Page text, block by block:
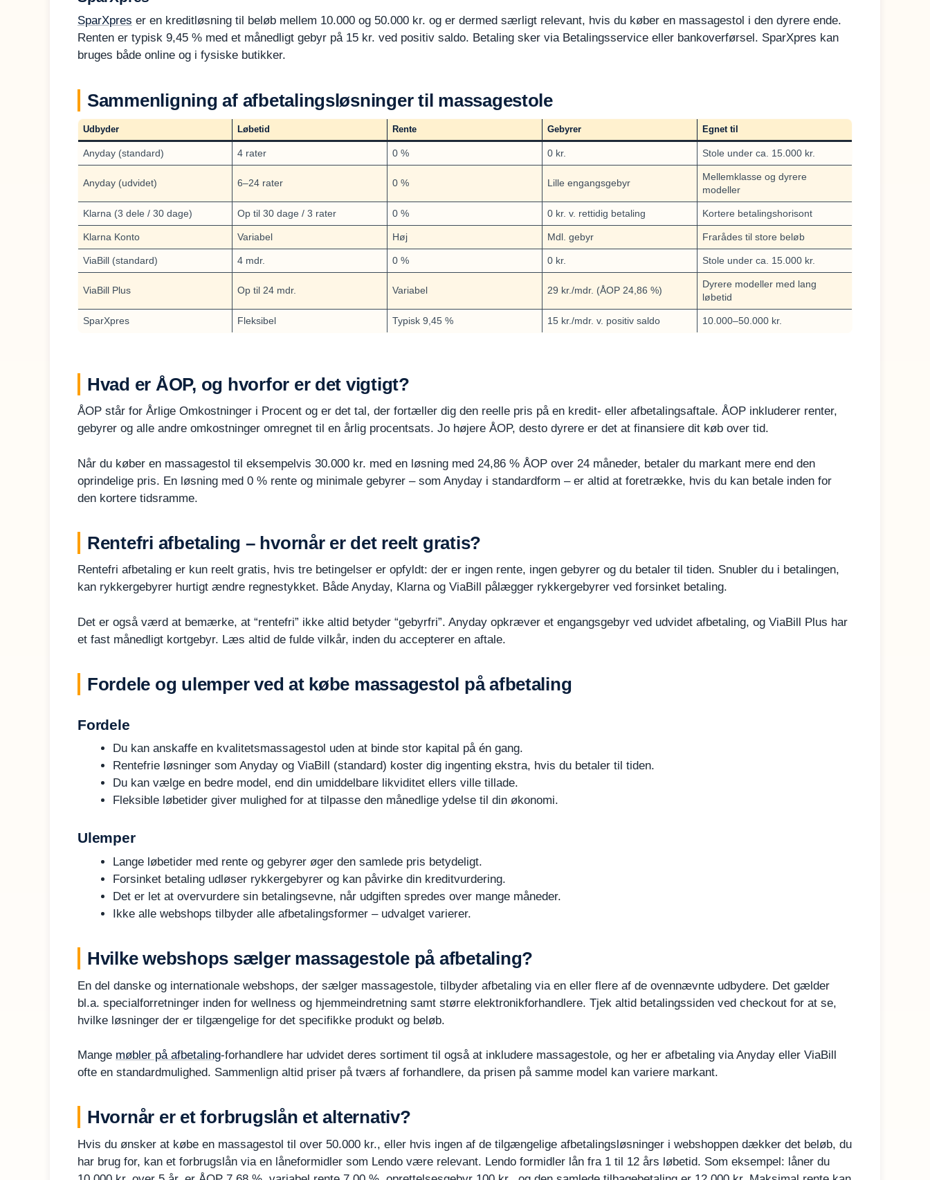
SparXpres er en kreditløsning til beløb mellem 10.000 og 50.000 kr. og er dermed særligt relevant, hvis du køber en massagestol i den dyrere ende.
Renten er typisk 9,45 % med et månedligt gebyr på 15 kr. ved positiv saldo. Betaling sker via Betalingsservice eller bankoverførsel. SparXpres kan
bruges både online og i fysiske butikker.
Sammenligning af afbetalingsløsninger til massagestole
Udbyder Løbetid Rente Gebyrer Egnet til
Anyday (standard) 4 rater 0 % 0 kr. Stole under ca. 15.000 kr.
Anyday (udvidet) 6–24 rater 0 % Lille engangsgebyr
Mellemklasse og dyrere
modeller
Klarna (3 dele / 30 dage) Op til 30 dage / 3 rater 0 % 0 kr. v. rettidig betaling Kortere betalingshorisont
Klarna Konto Variabel Høj Mdl. gebyr Frarådes til store beløb
ViaBill (standard) 4 mdr. 0 % 0 kr. Stole under ca. 15.000 kr.
ViaBill Plus Op til 24 mdr. Variabel 29 kr./mdr. (ÅOP 24,86 %)
Dyrere modeller med lang
løbetid
SparXpres Fleksibel Typisk 9,45 % 15 kr./mdr. v. positiv saldo 10.000–50.000 kr.
Hvad er ÅOP, og hvorfor er det vigtigt?
ÅOP står for Årlige Omkostninger i Procent og er det tal, der fortæller dig den reelle pris på en kredit- eller afbetalingsaftale. ÅOP inkluderer renter,
gebyrer og alle andre omkostninger omregnet til en årlig procentsats. Jo højere ÅOP, desto dyrere er det at finansiere dit køb over tid.
Når du køber en massagestol til eksempelvis 30.000 kr. med en løsning med 24,86 % ÅOP over 24 måneder, betaler du markant mere end den
oprindelige pris. En løsning med 0 % rente og minimale gebyrer – som Anyday i standardform – er altid at foretrække, hvis du kan betale inden for
den kortere tidsramme.
Rentefri afbetaling – hvornår er det reelt gratis?
Rentefri afbetaling er kun reelt gratis, hvis tre betingelser er opfyldt: der er ingen rente, ingen gebyrer og du betaler til tiden. Snubler du i betalingen,
kan rykkergebyrer hurtigt ændre regnestykket. Både Anyday, Klarna og ViaBill pålægger rykkergebyrer ved forsinket betaling.
Det er også værd at bemærke, at “rentefri” ikke altid betyder “gebyrfri”. Anyday opkræver et engangsgebyr ved udvidet afbetaling, og ViaBill Plus har
et fast månedligt kortgebyr. Læs altid de fulde vilkår, inden du accepterer en aftale.
Fordele og ulemper ved at købe massagestol på afbetaling
Fordele
Du kan anskaffe en kvalitetsmassagestol uden at binde stor kapital på én gang.
Rentefrie løsninger som Anyday og ViaBill (standard) koster dig ingenting ekstra, hvis du betaler til tiden.
Du kan vælge en bedre model, end din umiddelbare likviditet ellers ville tillade.
Fleksible løbetider giver mulighed for at tilpasse den månedlige ydelse til din økonomi.
Ulemper
Lange løbetider med rente og gebyrer øger den samlede pris betydeligt.
Forsinket betaling udløser rykkergebyrer og kan påvirke din kreditvurdering.
Det er let at overvurdere sin betalingsevne, når udgiften spredes over mange måneder.
Ikke alle webshops tilbyder alle afbetalingsformer – udvalget varierer.
Hvilke webshops sælger massagestole på afbetaling?
En del danske og internationale webshops, der sælger massagestole, tilbyder afbetaling via en eller flere af de ovennævnte udbydere. Det gælder
bl.a. specialforretninger inden for wellness og hjemmeindretning samt større elektronikforhandlere. Tjek altid betalingssiden ved checkout for at se,
hvilke løsninger der er tilgængelige for det specifikke produkt og beløb.
Mange møbler på afbetaling-forhandlere har udvidet deres sortiment til også at inkludere massagestole, og her er afbetaling via Anyday eller ViaBill
ofte en standardmulighed. Sammenlign altid priser på tværs af forhandlere, da prisen på samme model kan variere markant.
Hvornår er et forbrugslån et alternativ?
Hvis du ønsker at købe en massagestol til over 50.000 kr., eller hvis ingen af de tilgængelige afbetalingsløsninger i webshoppen dækker det beløb, du
har brug for, kan et forbrugslån via en låneformidler som Lendo være relevant. Lendo formidler lån fra 1 til 12 års løbetid. Som eksempel: låner du